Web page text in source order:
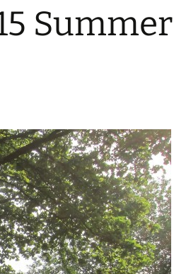
Summer